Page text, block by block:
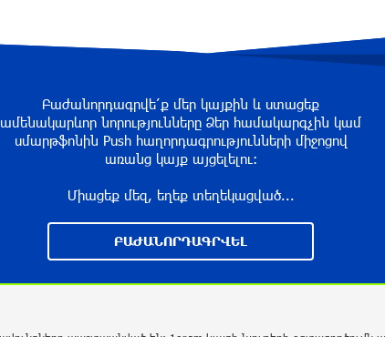
Բաժանորդագրվե՛ք մեր կայքին և ստացեք
ամենակարևոր նորությունները Ձեր համակարգչին կամ
սմարթֆոնին Push հաղորդագրությունների միջոցով
առանց կայք այցելելու։
Միացեք մեզ, եղեք տեղեկացված...
ԲԱԺԱՆՈՐԴԱԳՐՎԵԼ